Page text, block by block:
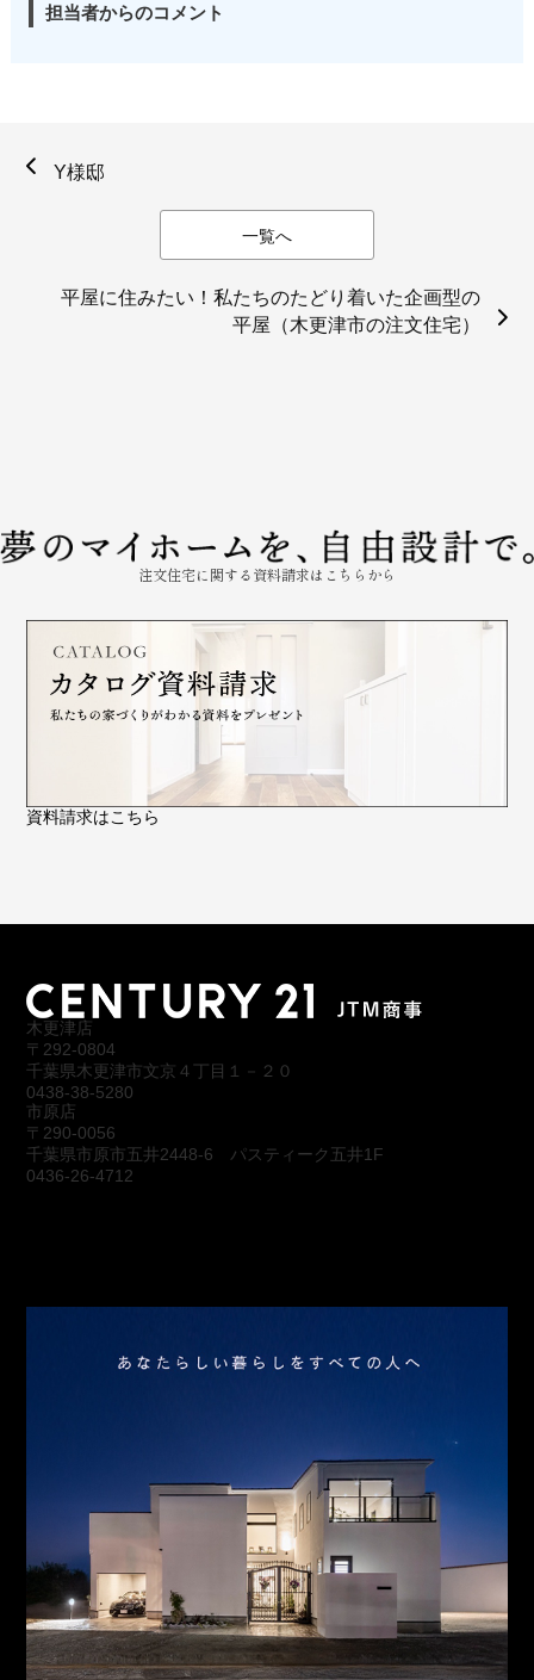
担当者からのコメント
Y様邸
一覧へ
平屋に住みたい！私たちのたどり着いた企画型の
平屋（木更津市の注文住宅）
注文住宅に関する資料請求はこちらから
資料請求はこちら
木更津店
〒292-0804
千葉県木更津市文京４丁目１－２０
0438-38-5280
市原店
〒290-0056
千葉県市原市五井2448-6 パスティーク五井1F
0436-26-4712